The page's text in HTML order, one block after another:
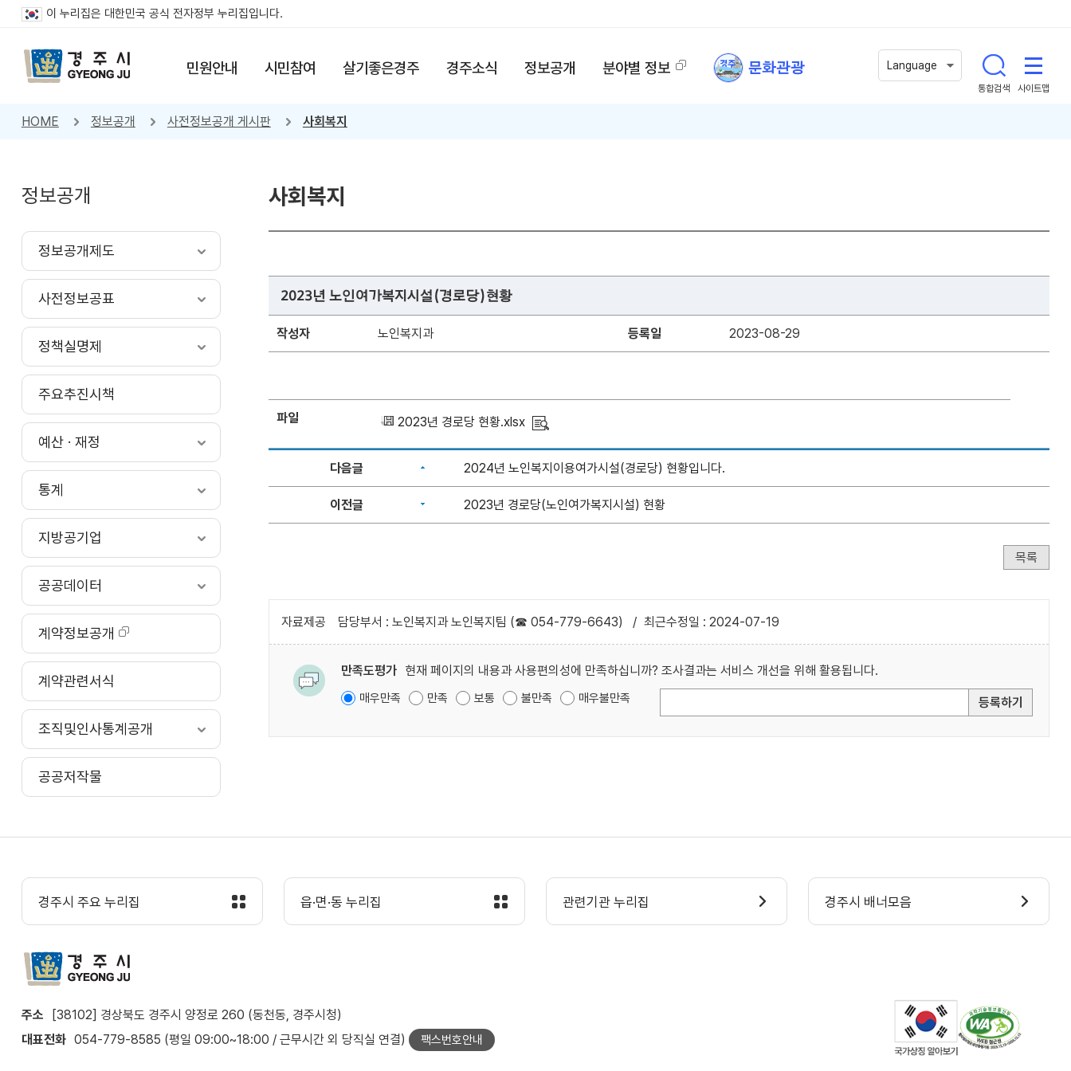
이 누리집은 대한민국 공식 전자정부 누리집입니다.
민원안내 시민참여 살기좋은경주 경주소식 정보공개 분야별 정보 문화관광 Language
통합검색 사이트맵
HOME 정보공개 사전정보공개 게시판 사회복지
정보공개
정보공개제도
사전정보공표
정책실명제
주요추진시책
예산 · 재정
통계
지방공기업
공공데이터
계약정보공개
계약관련서식
조직및인사통계공개
공공저작물
사회복지
2023년 노인여가복지시설(경로당)현황
작성자 노인복지과 등록일 2023-08-29
파일 2023년 경로당 현황.xlsx
다음글 2024년 노인복지이용여가시설(경로당) 현황입니다.
이전글 2023년 경로당(노인여가복지시설) 현황
목록
자료제공 담당부서 : 노인복지과 노인복지팀 (☎ 054-779-6643) / 최근수정일 : 2024-07-19
만족도평가 현재 페이지의 내용과 사용편의성에 만족하십니까? 조사결과는 서비스 개선을 위해 활용됩니다.
매우만족 만족 보통 불만족 매우불만족 등록하기
경주시 주요 누리집 읍·면·동 누리집 관련기관 누리집 경주시 배너모음
주소
[38102] 경상북도 경주시 양정로 260 (동천동, 경주시청)
대표전화 054-779-8585 (평일 09:00~18:00 / 근무시간 외 당직실 연결) 팩스번호안내